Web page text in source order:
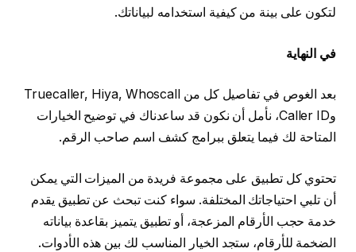
لتكون على بينة من كيفية استخدامه لبياناتك.
في النهاية
بعد الغوص في تفاصيل كل من Truecaller, Hiya, Whoscall
وCaller ID، نأمل أن نكون قد ساعدناك في توضيح الخيارات
المتاحة لك فيما يتعلق ببرامج كشف اسم صاحب الرقم.
تحتوي كل تطبيق على مجموعة فريدة من الميزات التي يمكن
أن تلبي احتياجاتك المختلفة. سواء كنت تبحث عن تطبيق يقدم
خدمة حجب الأرقام المزعجة، أو تطبيق يتميز بقاعدة بياناته
الضخمة للأرقام، ستجد الخيار المناسب لك بين هذه الأدوات.